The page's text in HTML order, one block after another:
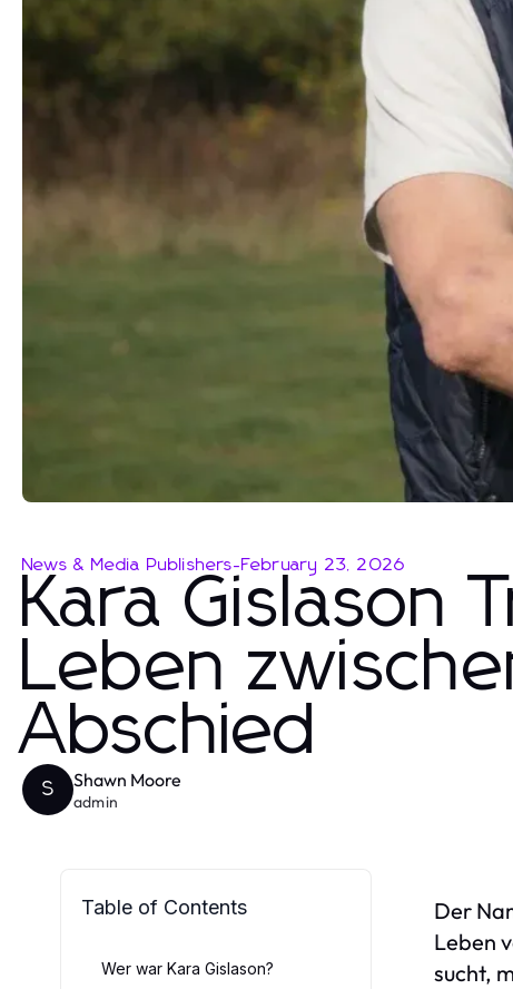
News & Media Publishers-February 23, 2026
Kara Gislason
Leben
Abschied
S Shawn Moore
admin
Table of Contents
Wer war Kara Gislason?
Der
Leben
sucht,